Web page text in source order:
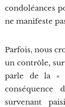
condoléances
ne manifeste
Parfois, nous
un contrôle,
parle de la «
conséquence
survenant